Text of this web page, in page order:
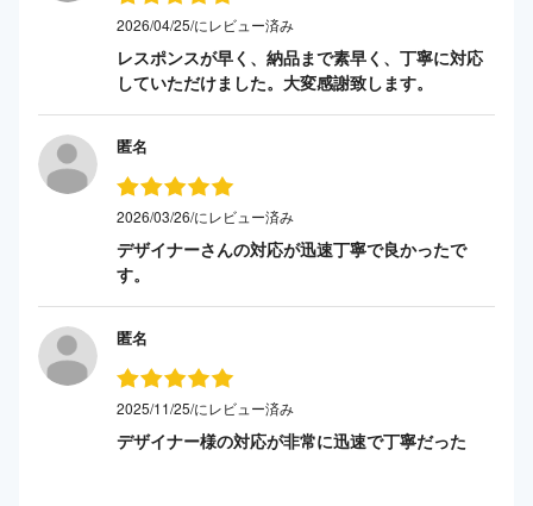
2026/04/25/にレビュー済み
レスポンスが早く、納品まで素早く、丁寧に対応
していただけました。大変感謝致します。
匿名
2026/03/26/にレビュー済み
デザイナーさんの対応が迅速丁寧で良かったで
す。
匿名
2025/11/25/にレビュー済み
デザイナー様の対応が非常に迅速で丁寧だった